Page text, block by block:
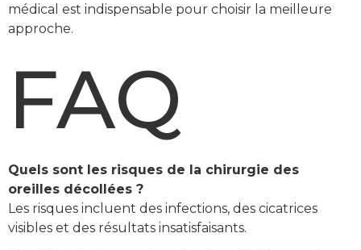
médical est indispensable pour choisir la meilleure
approche.
FAQ
Quels sont les risques de la chirurgie des
oreilles décollées ?
Les risques incluent des infections, des cicatrices
visibles et des résultats insatisfaisants.